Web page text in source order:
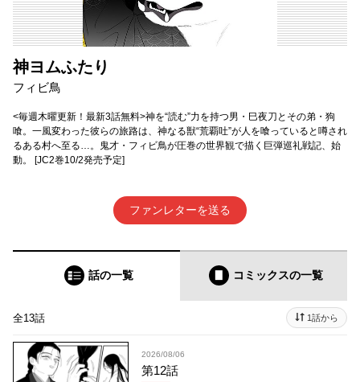
神ヨムふたり
フィビ鳥
<毎週木曜更新！最新3話無料>神を“読む”力を持つ男・巳夜刀とその弟・狗
喰。一風変わった彼らの旅路は、神なる獣“荒覇吐”が人を喰っていると噂され
るある村へ至る…。鬼才・フィビ鳥が圧巻の世界観で描く巨弾巡礼戦記、始
動。 [JC2巻10/2発売予定]
ファンレターを送る
話の一覧 コミックスの一覧
全13話 1話から
2026/08/06
第12話